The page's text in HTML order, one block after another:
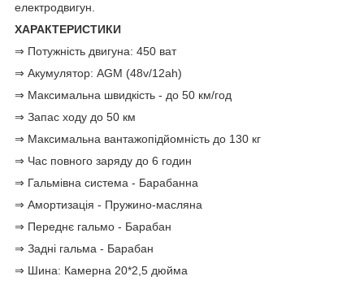
електродвигун.
ХАРАКТЕРИСТИКИ
⇒ Потужність двигуна: 450 ват
⇒ Акумулятор: AGM (48v/12ah)
⇒ Максимальна швидкість - до 50 км/год
⇒ Запас ходу до 50 км
⇒ Максимальна вантажопідйомність до 130 кг
⇒ Час повного заряду до 6 годин
⇒ Гальмівна система - Барабанна
⇒ Амортизація - Пружино-масляна
⇒ Переднє гальмо - Барабан
⇒ Задні гальма - Барабан
⇒ Шина: Камерна 20*2,5 дюйма